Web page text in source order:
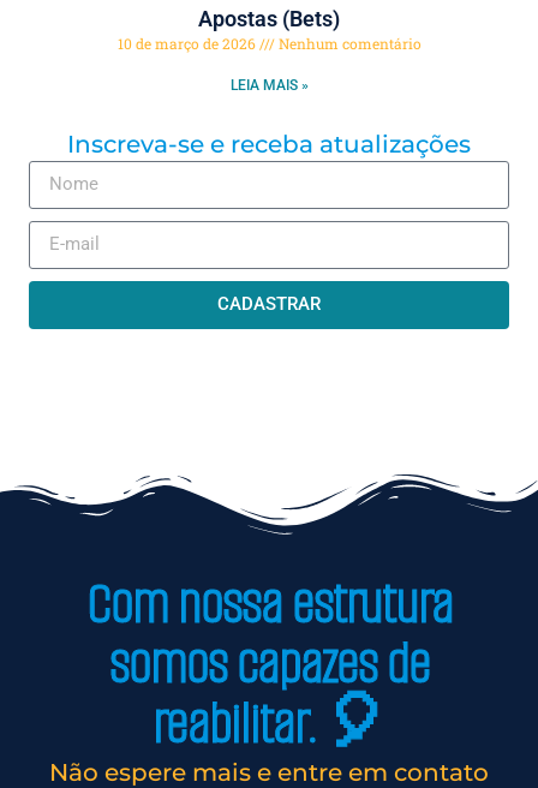
Apostas (Bets)
10 de março de 2026 Nenhum comentário
LEIA MAIS »
Inscreva-se e receba atualizações
CADASTRAR
Com nossa estrutura
somos capazes de
reabilitar. 🎈
Não espere mais e entre em contato